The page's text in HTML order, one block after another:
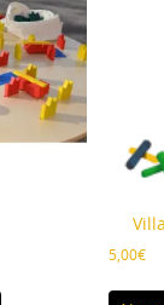
5,00€